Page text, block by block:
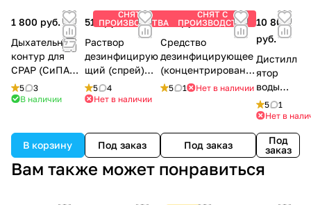
1 800 руб.
Дыхательный
контур для
CPAP (СиПАП)-
аппаратов, 1.8
м
5
3
В наличии
В корзину
СНЯТ С
ПРОИЗВОДСТВА
510 руб.
Раствор
дезинфицирую
щий (спрей)
OXYGEN PLUS,
150 мл.
5
4
Нет в наличии
Под заказ
СНЯТ С
ПРОИЗВОДСТВА
650 руб.
Средство
дезинфицирующее
(концентрированн
ое) OXYGEN PLUS,
5 1 Нет в наличии
Под заказ
10 800
руб.
Дистилл
ятор
воды
Stegler
BL9803
5
1
Нет в
Под
заказ
Вам также может понравиться